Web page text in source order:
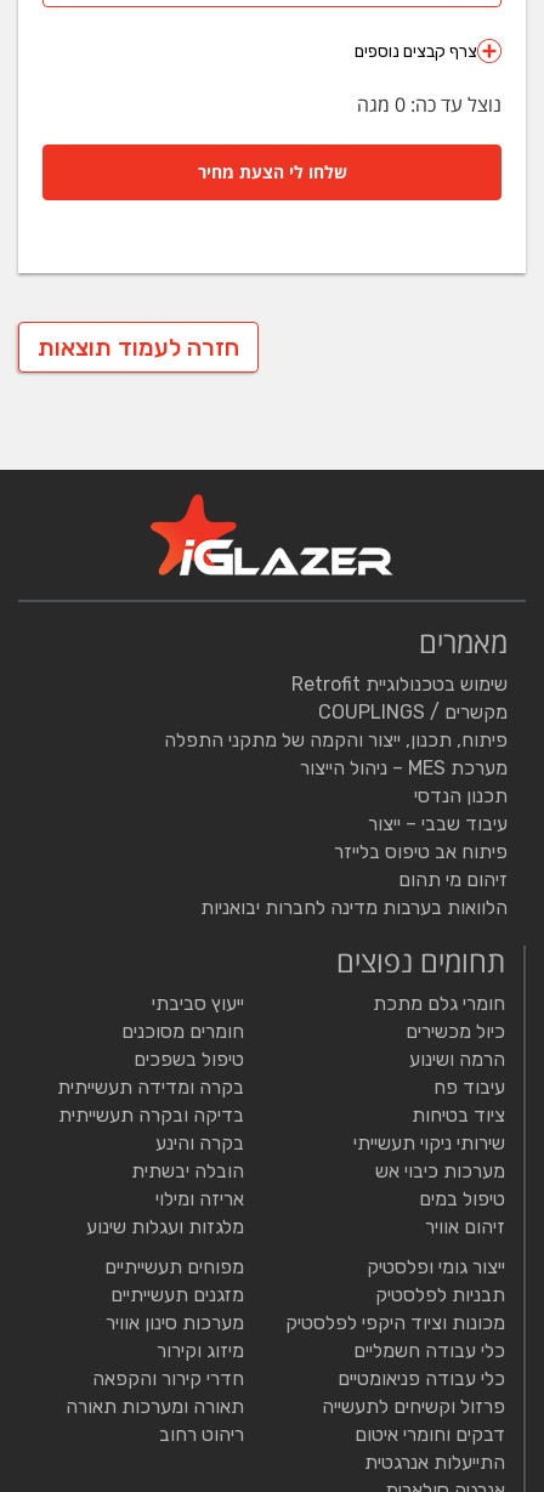
צרף קבצים נוספים
נוצל עד כה: 0 מגה
שלחו לי הצעת מחיר
חזרה לעמוד תוצאות
מאמרים
שימוש בטכנולוגיית Retrofit
מקשרים / COUPLINGS
פיתוח, תכנון, ייצור והקמה של מתקני התפלה
מערכת MES – ניהול הייצור
תכנון הנדסי
עיבוד שבבי – ייצור
פיתוח אב טיפוס בלייזר
זיהום מי תהום
הלוואות בערבות מדינה לחברות יבואניות
תחומים נפוצים
חומרי גלם מתכת
כיול מכשירים
הרמה ושינוע
עיבוד פח
ציוד בטיחות
שירותי ניקוי תעשייתי
מערכות כיבוי אש
טיפול במים
זיהום אוויר
ייעוץ סביבתי
חומרים מסוכנים
טיפול בשפכים
בקרה ומדידה תעשייתית
בדיקה ובקרה תעשייתית
בקרה והינע
הובלה יבשתית
אריזה ומילוי
מלגזות ועגלות שינוע
ייצור גומי ופלסטיק
תבניות לפלסטיק
מכונות וציוד היקפי לפלסטיק
כלי עבודה חשמליים
כלי עבודה פניאומטיים
פרזול וקשיחים לתעשייה
דבקים וחומרי איטום
התייעלות אנרגטית
מפוחים תעשייתיים
מזגנים תעשייתיים
מערכות סינון אוויר
מיזוג וקירור
חדרי קירור והקפאה
תאורה ומערכות תאורה
ריהוט רחוב